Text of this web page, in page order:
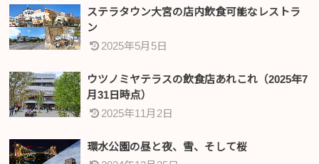
ステラタウン大宮の店内飲食可能なレストラ
ン
2025年5月5日
ウツノミヤテラスの飲食店あれこれ（2025年7
月31日時点）
2025年11月2日
環水公園の昼と夜、雪、そして桜